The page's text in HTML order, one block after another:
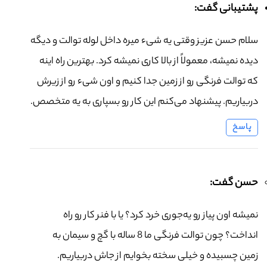
پشتیبانی گفت:
سلام حسن عزیز وقتی یه شیء میره داخل لوله توالت و دیگه
دیده نمیشه، معمولاً از بالا کاری نمیشه کرد. بهترین راه اینه
که توالت فرنگی رو از زمین جدا کنیم و اون شیء رو از زیرش
دربیاریم. پیشنهاد می‌کنم این کار رو بسپاری به یه متخصص.
پاسخ
حسن گفت:
نمیشه اون پیاز رو یه‌جوری خرد کرد؟ یا با فنر کار رو راه
انداخت؟ چون توالت فرنگی ما 8 ساله با گچ و سیمان به
زمین چسبیده و خیلی سخته بخوایم از جاش دربیاریم.